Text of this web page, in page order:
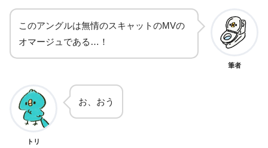
このアングルは無情のスキャットのMVの
オマージュである…！
筆者
トリ
お、おう